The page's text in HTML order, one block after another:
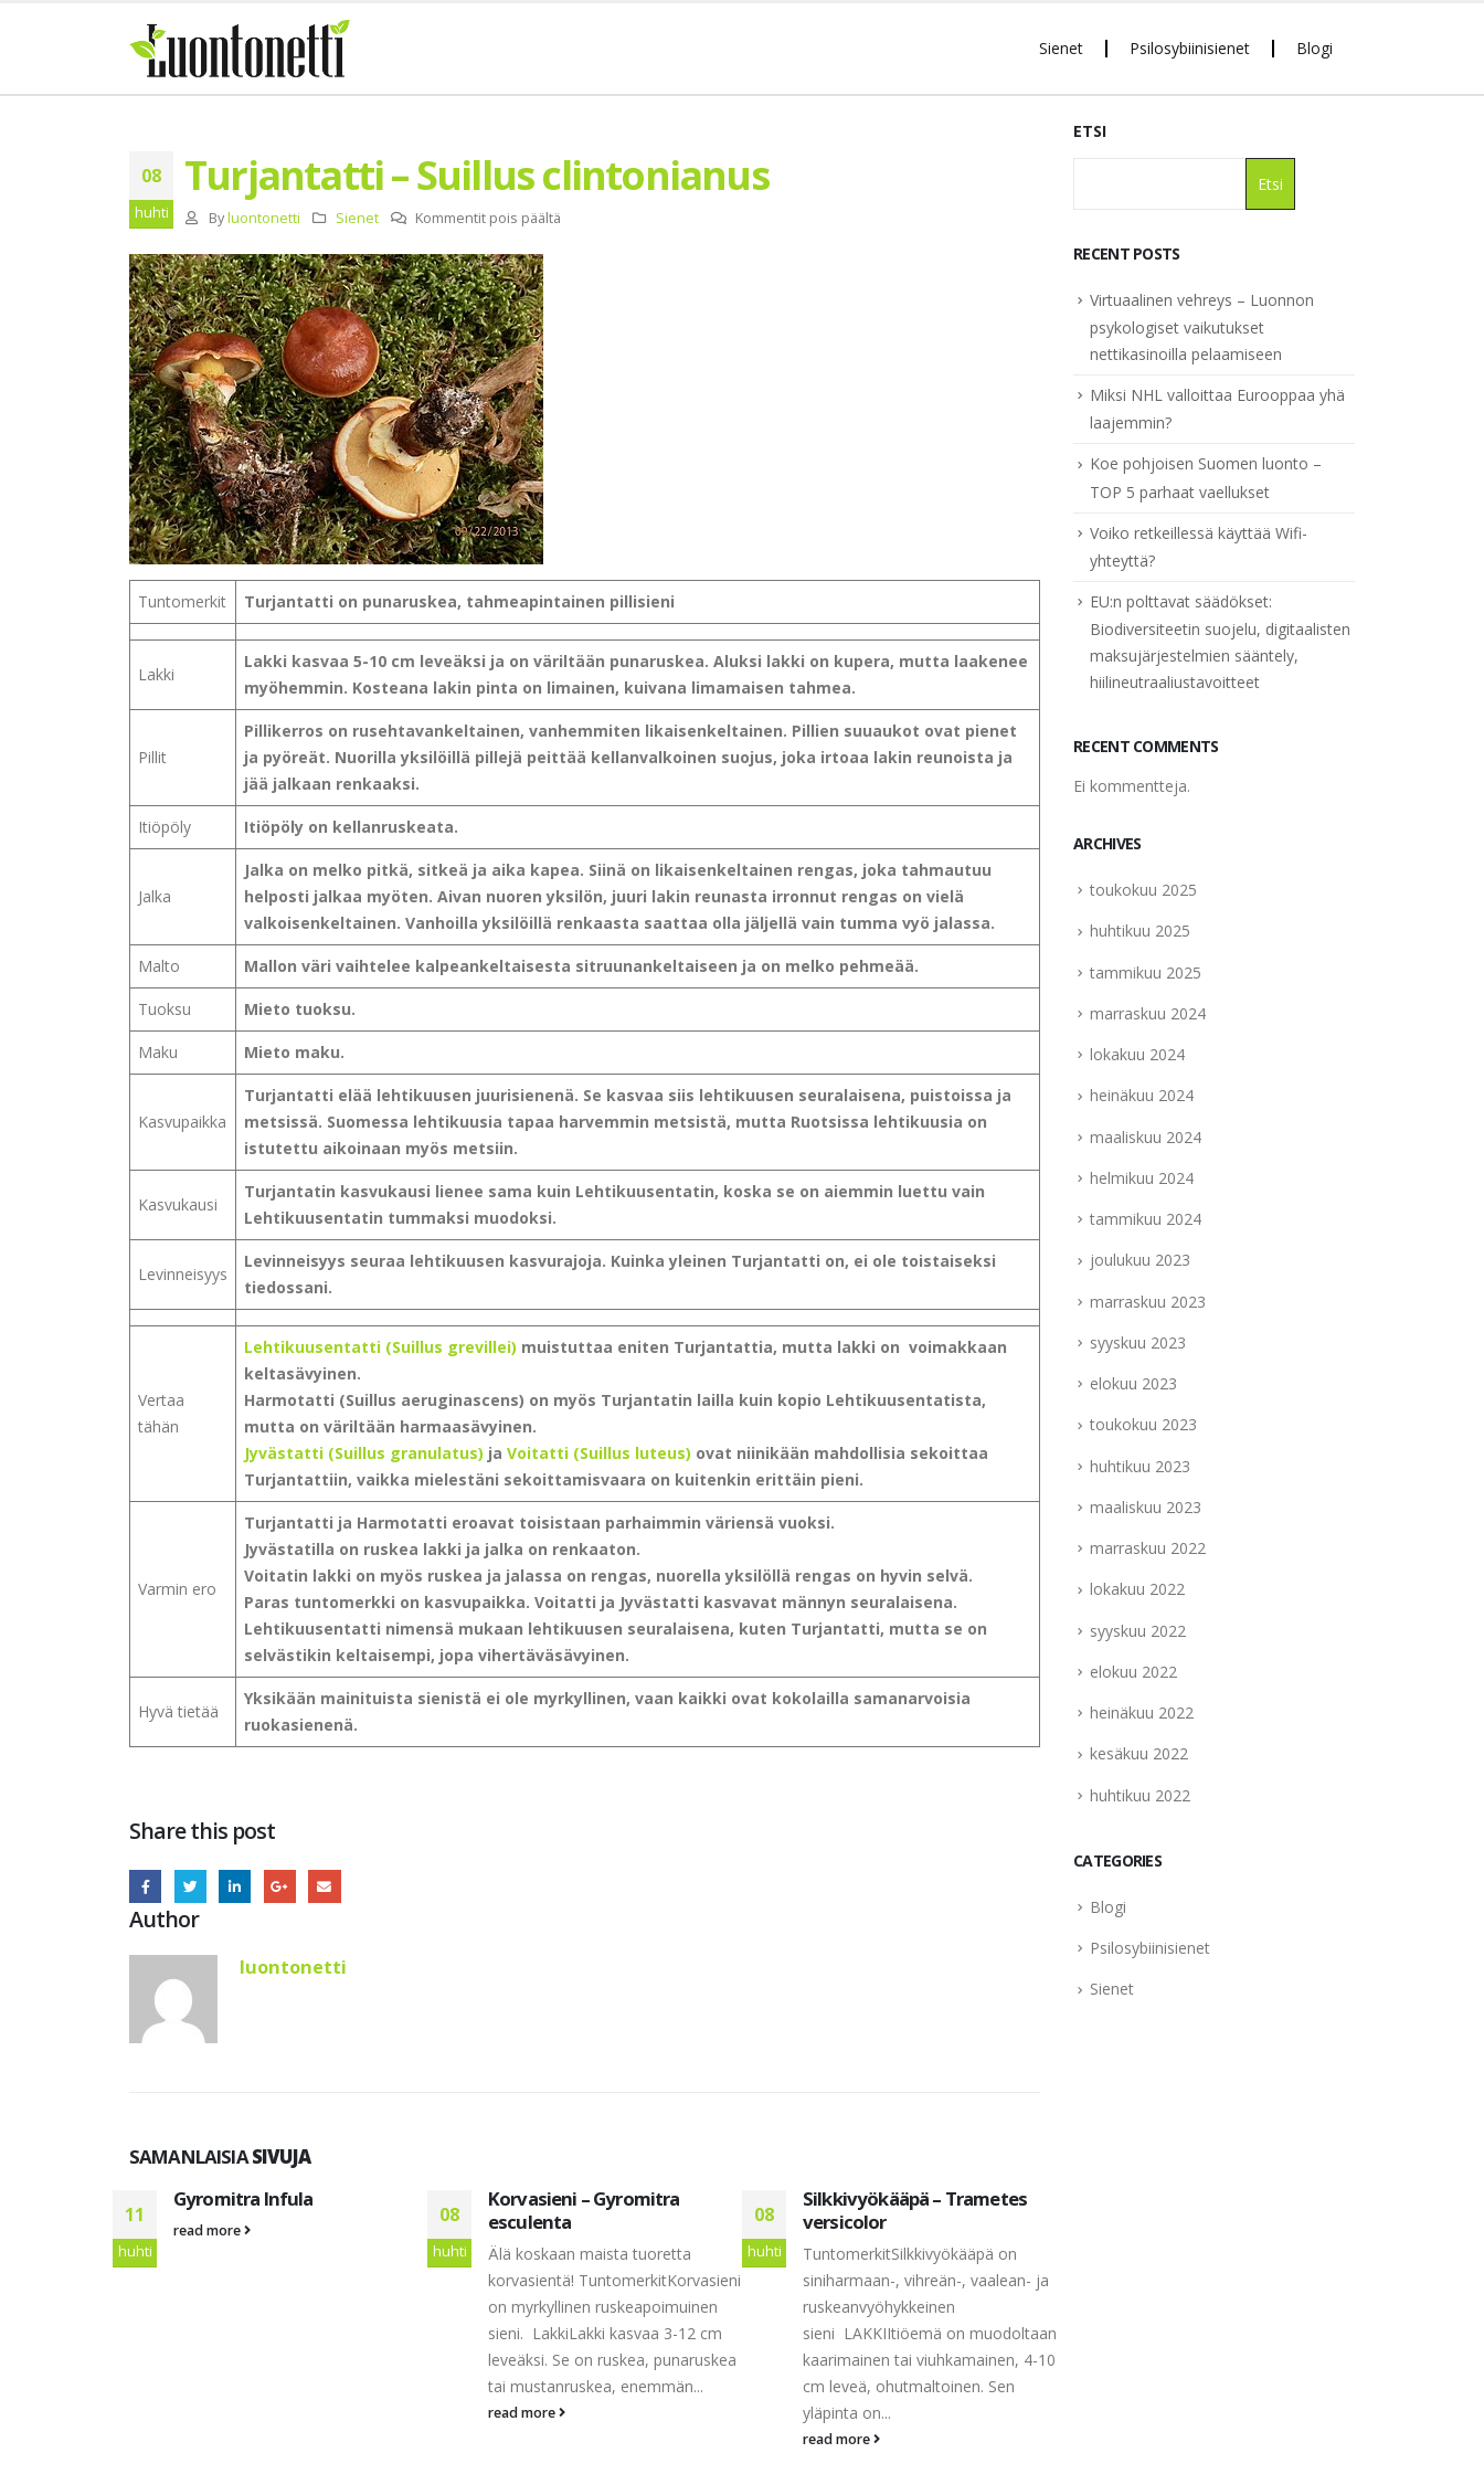
Sienet Psilosybiinisienet Blogi
08
huhti
Turjantatti – Suillus clintonianus
By luontonetti Sienet Kommentit pois päältä
Tuntomerkit Turjantatti on punaruskea, tahmeapintainen pillisieni
Lakki
Lakki kasvaa 5-10 cm leveäksi ja on väriltään punaruskea. Aluksi lakki on kupera, mutta laakenee
myöhemmin. Kosteana lakin pinta on limainen, kuivana limamaisen tahmea.
Pillit
Pillikerros on rusehtavankeltainen, vanhemmiten likaisenkeltainen. Pillien suuaukot ovat pienet
ja pyöreät. Nuorilla yksilöillä pillejä peittää kellanvalkoinen suojus, joka irtoaa lakin reunoista ja
jää jalkaan renkaaksi.
Itiöpöly Itiöpöly on kellanruskeata.
Jalka
Jalka on melko pitkä, sitkeä ja aika kapea. Siinä on likaisenkeltainen rengas, joka tahmautuu
helposti jalkaa myöten. Aivan nuoren yksilön, juuri lakin reunasta irronnut rengas on vielä
valkoisenkeltainen. Vanhoilla yksilöillä renkaasta saattaa olla jäljellä vain tumma vyö jalassa.
Malto Mallon väri vaihtelee kalpeankeltaisesta sitruunankeltaiseen ja on melko pehmeää.
Tuoksu Mieto tuoksu.
Maku Mieto maku.
Kasvupaikka
Turjantatti elää lehtikuusen juurisienenä. Se kasvaa siis lehtikuusen seuralaisena, puistoissa ja
metsissä. Suomessa lehtikuusia tapaa harvemmin metsistä, mutta Ruotsissa lehtikuusia on
istutettu aikoinaan myös metsiin.
Kasvukausi
Turjantatin kasvukausi lienee sama kuin Lehtikuusentatin, koska se on aiemmin luettu vain
Lehtikuusentatin tummaksi muodoksi.
Levinneisyys
Levinneisyys seuraa lehtikuusen kasvurajoja. Kuinka yleinen Turjantatti on, ei ole toistaiseksi
tiedossani.
Vertaa
tähän
Lehtikuusentatti (Suillus grevillei) muistuttaa eniten Turjantattia, mutta lakki on voimakkaan
keltasävyinen.
Harmotatti (Suillus aeruginascens) on myös Turjantatin lailla kuin kopio Lehtikuusentatista,
mutta on väriltään harmaasävyinen.
Jyvästatti (Suillus granulatus) ja Voitatti (Suillus luteus) ovat niinikään mahdollisia sekoittaa
Turjantattiin, vaikka mielestäni sekoittamisvaara on kuitenkin erittäin pieni.
Varmin ero
Turjantatti ja Harmotatti eroavat toisistaan parhaimmin väriensä vuoksi.
Jyvästatilla on ruskea lakki ja jalka on renkaaton.
Voitatin lakki on myös ruskea ja jalassa on rengas, nuorella yksilöllä rengas on hyvin selvä.
Paras tuntomerkki on kasvupaikka. Voitatti ja Jyvästatti kasvavat männyn seuralaisena.
Lehtikuusentatti nimensä mukaan lehtikuusen seuralaisena, kuten Turjantatti, mutta se on
selvästikin keltaisempi, jopa vihertäväsävyinen.
Hyvä tietää
Yksikään mainituista sienistä ei ole myrkyllinen, vaan kaikki ovat kokolailla samanarvoisia
ruokasienenä.
Share this post
Author
luontonetti
SAMANLAISIASIVUJA
11
huhti
Gyromitra Infula
read more
08
huhti
Korvasieni – Gyromitra
esculenta
Älä koskaan maista tuoretta
korvasientä! TuntomerkitKorvasieni
on myrkyllinen ruskeapoimuinen
sieni. LakkiLakki kasvaa 3-12 cm
leveäksi. Se on ruskea, punaruskea
tai mustanruskea, enemmän...
read more
08
huhti
Silkkivyökääpä – Trametes
versicolor
TuntomerkitSilkkivyökääpä on
siniharmaan-, vihreän-, vaalean- ja
ruskeanvyöhykkeinen
sieni LAKKIItiöemä on muodoltaan
kaarimainen tai viuhkamainen, 4-10
cm leveä, ohutmaltoinen. Sen
yläpinta on...
read more
ETSI
Etsi
RECENT POSTS
Virtuaalinen vehreys – Luonnon
psykologiset vaikutukset
nettikasinoilla pelaamiseen
Miksi NHL valloittaa Eurooppaa yhä
laajemmin?
Koe pohjoisen Suomen luonto –
TOP 5 parhaat vaellukset
Voiko retkeillessä käyttää Wifi-
yhteyttä?
EU:n polttavat säädökset:
Biodiversiteetin suojelu, digitaalisten
maksujärjestelmien sääntely,
hiilineutraaliustavoitteet
RECENT COMMENTS
Ei kommentteja.
ARCHIVES
toukokuu 2025
huhtikuu 2025
tammikuu 2025
marraskuu 2024
lokakuu 2024
heinäkuu 2024
maaliskuu 2024
helmikuu 2024
tammikuu 2024
joulukuu 2023
marraskuu 2023
syyskuu 2023
elokuu 2023
toukokuu 2023
huhtikuu 2023
maaliskuu 2023
marraskuu 2022
lokakuu 2022
syyskuu 2022
elokuu 2022
heinäkuu 2022
kesäkuu 2022
huhtikuu 2022
CATEGORIES
Blogi
Psilosybiinisienet
Sienet